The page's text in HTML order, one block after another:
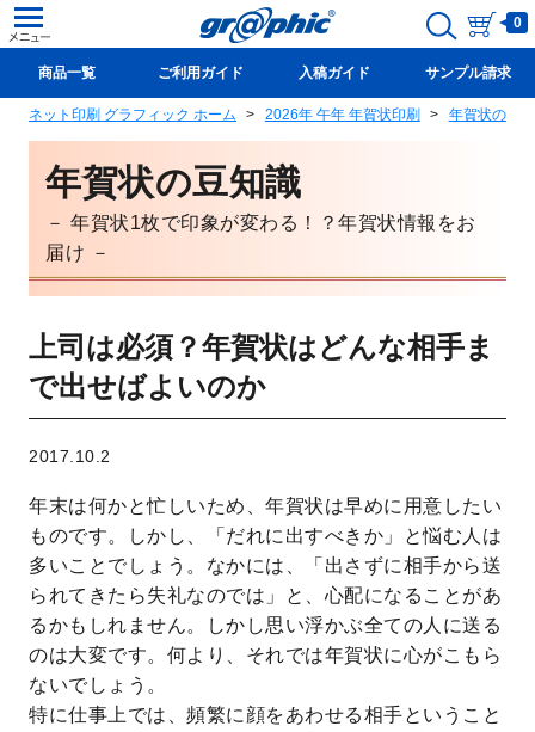
0
商品一覧 ご利用ガイド 入稿ガイド サンプル請求
新規会員登録(無料)
ネット印刷 グラフィック ホーム 2026年 午年 年賀状印刷 年賀状の豆
年賀状の豆知識
－ 年賀状1枚で印象が変わる！？年賀状情報をお
届け －
上司は必須？年賀状はどんな相手ま
で出せばよいのか
2017.10.2
年末は何かと忙しいため、年賀状は早めに用意したい
ものです。しかし、「だれに出すべきか」と悩む人は
多いことでしょう。なかには、「出さずに相手から送
られてきたら失礼なのでは」と、心配になることがあ
るかもしれません。しかし思い浮かぶ全ての人に送る
のは大変です。何より、それでは年賀状に心がこもら
ないでしょう。
特に仕事上では、頻繁に顔をあわせる相手ということ